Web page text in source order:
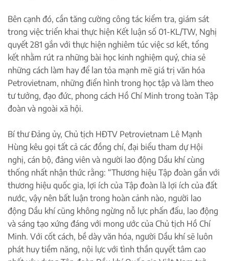
Bên cạnh đó, cần tăng cường công tác kiểm tra, giám sát
trong việc triển khai thực hiện Kết luận số 01-KL/TW, Nghị
quyết 281 gắn với thực hiện nghiêm túc việc sơ kết, tổng
kết nhằm rút ra những bài học kinh nghiệm quý, chia sẻ
những cách làm hay để lan tỏa mạnh mẽ giá trị văn hóa
Petrovietnam, những điển hình trong học tập và làm theo
tư tưởng, đạo đức, phong cách Hồ Chí Minh trong toàn Tập
đoàn và ngoài xã hội.
Bí thư Đảng ủy, Chủ tịch HĐTV Petrovietnam Lê Mạnh
Hùng kêu gọi tất cả các đồng chí, đại biểu tham dự Hội
nghị, cán bộ, đảng viên và người lao động Dầu khí cùng
thống nhất nhận thức rằng: “Thương hiệu Tập đoàn gắn với
thương hiệu quốc gia, lợi ích của Tập đoàn là lợi ích của đất
nước, vậy nên bất luận trong hoàn cảnh nào, người lao
động Dầu khí cũng không ngừng nỗ lực phấn đấu, lao động
và sáng tạo xứng đáng với mong ước của Chủ tịch Hồ Chí
Minh. Với cốt cách, bề dày văn hóa, người Dầu khí sẽ luôn
phát huy tiềm năng, nội lực với tình thần quyết tâm cao